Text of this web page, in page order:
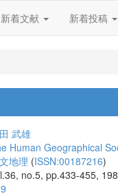
新着文献 新着投稿
武雄
Human Geographical
地理 (ISSN:00187216)
no.5, pp.433-455,